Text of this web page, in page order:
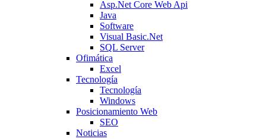
Asp.Net Core Web Api
Java
Software
Visual Basic.Net
SQL Server
Ofimática
Excel
Tecnología
Tecnología
Windows
Posicionamiento Web
SEO
Noticias